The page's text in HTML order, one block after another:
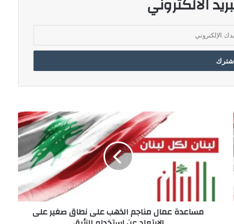
الالكتروني
ا
ع
ع
مساعدة عمال مناجم الذهب على نطاق صغير على